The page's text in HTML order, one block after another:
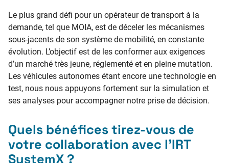
Le plus grand défi pour un opérateur de transport à la
demande, tel que MOIA, est de déceler les mécanismes
sous-jacents de son système de mobilité, en constante
évolution. L’objectif est de les conformer aux exigences
d’un marché très jeune, réglementé et en pleine mutation.
Les véhicules autonomes étant encore une technologie en
test, nous nous appuyons fortement sur la simulation et
ses analyses pour accompagner notre prise de décision.
Quels bénéfices tirez-vous de
votre collaboration avec l’IRT
SystemX ?